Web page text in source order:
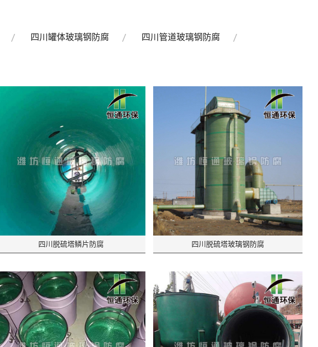
四川罐体玻璃钢防腐
四川管道玻璃钢防腐
四川脱硫塔鳞片防腐 四川脱硫塔玻璃钢防腐